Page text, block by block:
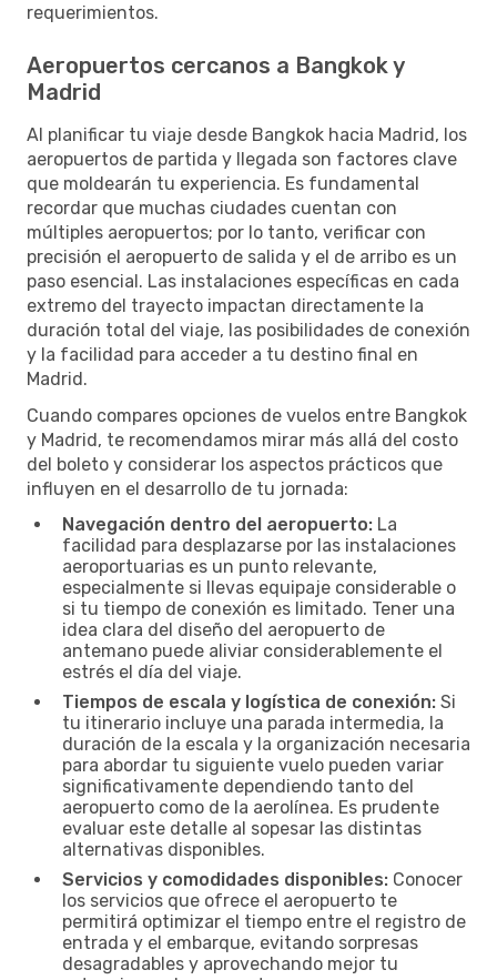
requerimientos.
Aeropuertos cercanos a Bangkok y
Madrid
Al planificar tu viaje desde Bangkok hacia Madrid, los
aeropuertos de partida y llegada son factores clave
que moldearán tu experiencia. Es fundamental
recordar que muchas ciudades cuentan con
múltiples aeropuertos; por lo tanto, verificar con
precisión el aeropuerto de salida y el de arribo es un
paso esencial. Las instalaciones específicas en cada
extremo del trayecto impactan directamente la
duración total del viaje, las posibilidades de conexión
y la facilidad para acceder a tu destino final en
Madrid.
Cuando compares opciones de vuelos entre Bangkok
y Madrid, te recomendamos mirar más allá del costo
del boleto y considerar los aspectos prácticos que
influyen en el desarrollo de tu jornada:
Navegación dentro del aeropuerto: La
facilidad para desplazarse por las instalaciones
aeroportuarias es un punto relevante,
especialmente si llevas equipaje considerable o
si tu tiempo de conexión es limitado. Tener una
idea clara del diseño del aeropuerto de
antemano puede aliviar considerablemente el
estrés el día del viaje.
Tiempos de escala y logística de conexión: Si
tu itinerario incluye una parada intermedia, la
duración de la escala y la organización necesaria
para abordar tu siguiente vuelo pueden variar
significativamente dependiendo tanto del
aeropuerto como de la aerolínea. Es prudente
evaluar este detalle al sopesar las distintas
alternativas disponibles.
Servicios y comodidades disponibles: Conocer
los servicios que ofrece el aeropuerto te
permitirá optimizar el tiempo entre el registro de
entrada y el embarque, evitando sorpresas
desagradables y aprovechando mejor tu